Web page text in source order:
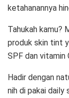
ketahanannya
Tahukah kamu?
produk skin tint
SPF dan vitamin
Hadir dengan
nih di pakai daily